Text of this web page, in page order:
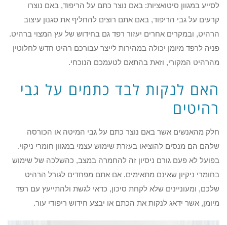
לסייע במגוון סיטואציות: באם נוצר כתם על הריפוד, באם נוצרו
קרעים על גבי הריפוד, באם אתם רוצים להחליף את סגנון עיצוב
הרהיט, ובמקרים אחרים יעזור רפד גם בחידוש של עץ המצוי ברהיט.
פניה לרפד מיומן יכולה במהירות לייצר עבורכם רהיט חדש לחלוטין
מהרהיט המקורי, וזאת בהתאם לטעמכם הנוכחי.
האם לנקות לבד כתמים על גבי
רהיטים
חלק מהאנשים אשר באם נוצר כתם על גבי המיטה או הכורסה
שלהם הם מנסים להוציאו בעזרת שימוש עצמי במגוון חומרי ניקוי.
בפועל לא פעם גורם ניסיון זה להחמרה במצב, כהשלכה של שימוש
בחומרי ניקיון שאינם מתאימים. אם אתם מפחדים לגורל הרהיט
שלכם, ומעוניינים שלא לקחת סיכון, כדאי לגשת ולהתייעץ עם רפד
מיומן, אשר ידאג לנקות את הכתם או יבצע חידוש ריפודי עור.